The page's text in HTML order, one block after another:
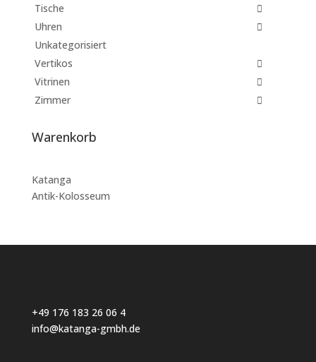
Tische
Uhren
Unkategorisiert
Vertikos
Vitrinen
Zimmer
Warenkorb
Katanga
Antik-Kolosseum
+49 176 183 26 06 4
info@katanga-gmbh.de